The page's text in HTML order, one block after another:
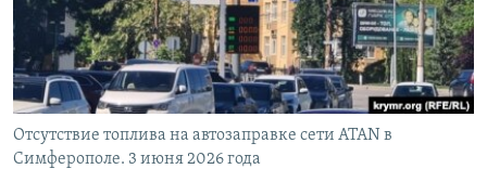
ПОБЕДИТЕЛЕЙ НЕ СУДЯТ?
КРЫМ.НЕПОКОРЕННЫЙ
ELIFBE
УКРАИНСКАЯ ПРОБЛЕМА КРЫМА
ПРИСОЕДИНЯЙТЕСЬ!
Все сайты RFE/RL
Отсутствие топлива на автозаправке сети ATAN в
Симферополе. 3 июня 2026 года